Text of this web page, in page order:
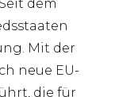
dem
Mit der
neue EU-
die für